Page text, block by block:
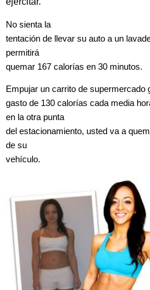
No sienta la
tentación de llevar su auto a un
permitirá
quemar 167 calorías en 30 minutos.
Empujar un carrito de supermercado
gasto de 130 calorías cada media
en la otra punta
del estacionamiento, usted va a
de su
vehículo.